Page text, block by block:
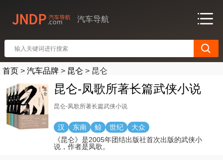
汽车导航
首页 > 汽车品牌 > 昆仑 > 昆仑
昆仑-凤歌所著长篇武侠小说
昆仑-凤歌所著长篇武侠小说
汉 东南 鲸 世纪
大众
《昆仑》是2005年团结出版社首次出版的武侠小
说，作者是凤歌。